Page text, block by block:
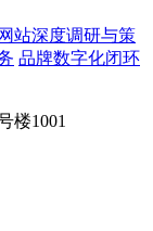
网站深度调研与策
品牌数字化闭环
楼1001